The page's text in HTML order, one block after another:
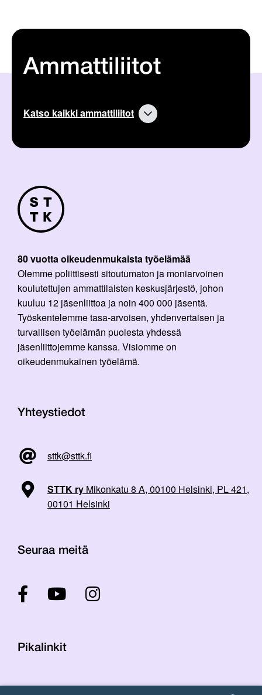
Ammattiliitot
Katso kaikki ammattiliitot
80 vuotta oikeudenmukaista työelämää
Olemme poliittisesti sitoutumaton ja moniarvoinen
koulutettujen ammattilaisten keskusjärjestö, johon
kuuluu 12 jäsenliittoa ja noin 400 000 jäsentä.
Työskentelemme tasa-arvoisen, yhdenvertaisen ja
turvallisen työelämän puolesta yhdessä
jäsenliittojemme kanssa. Visiomme on
oikeudenmukainen työelämä.
Yhteystiedot
sttk@sttk.fi
STTK ry Mikonkatu 8 A, 00100 Helsinki, PL 421,
00101 Helsinki
Seuraa meitä
Pikalinkit